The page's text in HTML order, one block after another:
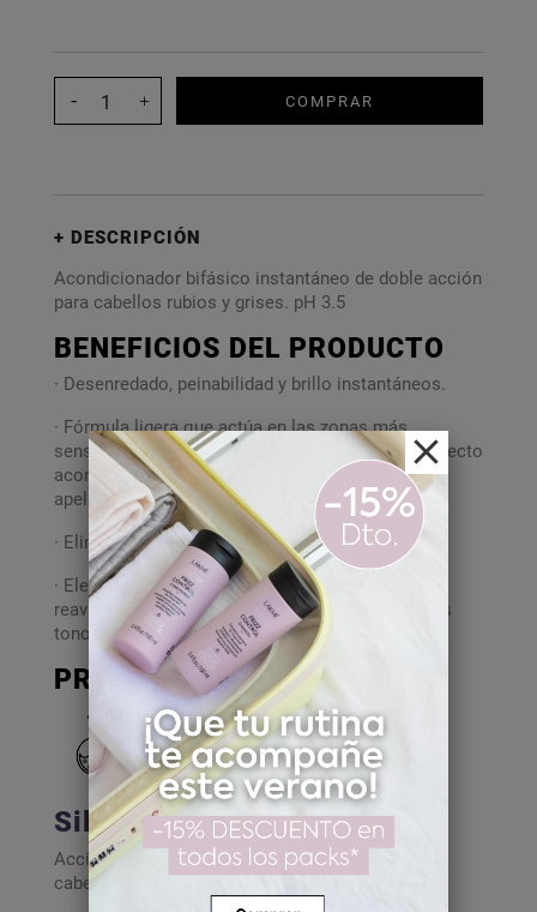
COMPRAR
DESCRIPCIÓN
Acondicionador bifásico instantáneo de doble acción
para cabellos rubios y grises. pH 3.5
BENEFICIOS DEL PRODUCTO
· Desenredado, peinabilidad y brillo instantáneos.
· Fórmula ligera que actúa en las zonas más
sensibilizadas para aportar máxima suavidad y efecto
acondicionar sin sobrecargar el cabello ni
apelmazarlo.
· Elimina el frizz.
· Elevado contenido en pigmentos violetas que
reaviva el color realza las mechas y neutraliza los
tonos amarillos no deseados.
PRINCIPIOS ACTIVOS
Silicona mineral
Acción filmógena sin sobrecargar ni apelmazar el
cabello. Cabello flexible y peinabilidad óptima.